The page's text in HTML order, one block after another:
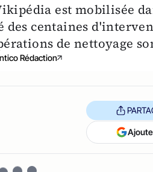
est mobilisée
des centaines
de nettoyage
Rédaction